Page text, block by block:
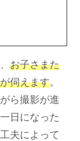
お子さまた
伺えます。
ら撮影が進
日になった
夫によって